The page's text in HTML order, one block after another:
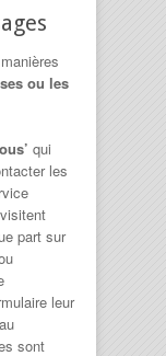
ou les
qui
les
part sur
leur
sont